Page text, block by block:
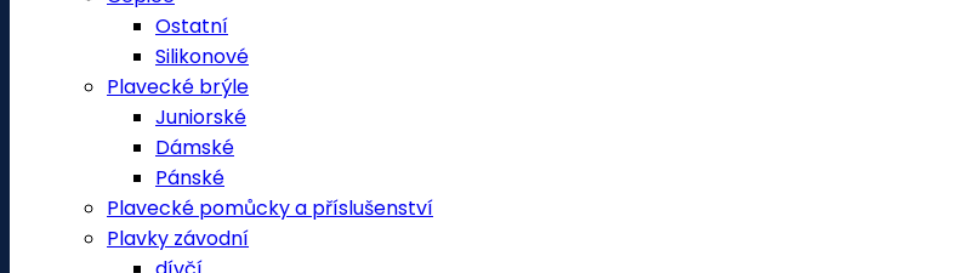
Ostatní
Silikonové
Plavecké brýle
Juniorské
Dámské
Pánské
Plavecké pomůcky a příslušenství
Plavky závodní